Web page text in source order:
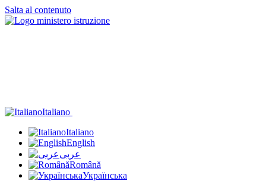
Salta al contenuto
Italiano
Italiano
English
عربى
Română
Українська